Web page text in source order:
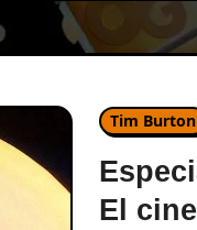
Tim Burton
El